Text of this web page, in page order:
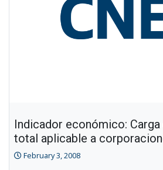
Indicador económico:
total aplicable a
February 3, 2008